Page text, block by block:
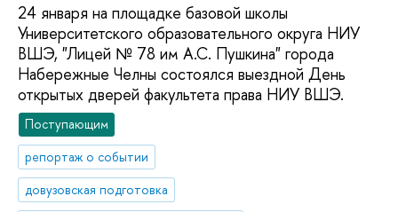
24 января на площадке базовой школы
Университетского образовательного округа НИУ
ВШЭ, "Лицей № 78 им А.С. Пушкина" города
Набережные Челны состоялся выездной День
открытых дверей факультета права НИУ ВШЭ.
Поступающим
репортаж о событии
довузовская подготовка